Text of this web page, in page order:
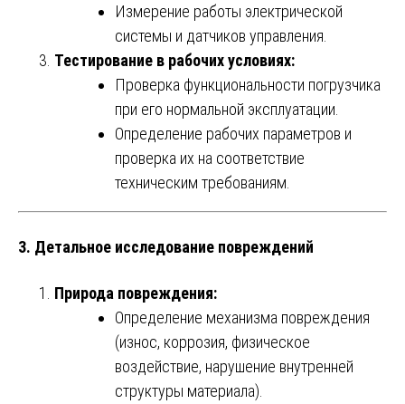
Измерение работы электрической
системы и датчиков управления.
Тестирование в рабочих условиях:
Проверка функциональности погрузчика
при его нормальной эксплуатации.
Определение рабочих параметров и
проверка их на соответствие
техническим требованиям.
3. Детальное исследование повреждений
Природа повреждения:
Определение механизма повреждения
(износ, коррозия, физическое
воздействие, нарушение внутренней
структуры материала).